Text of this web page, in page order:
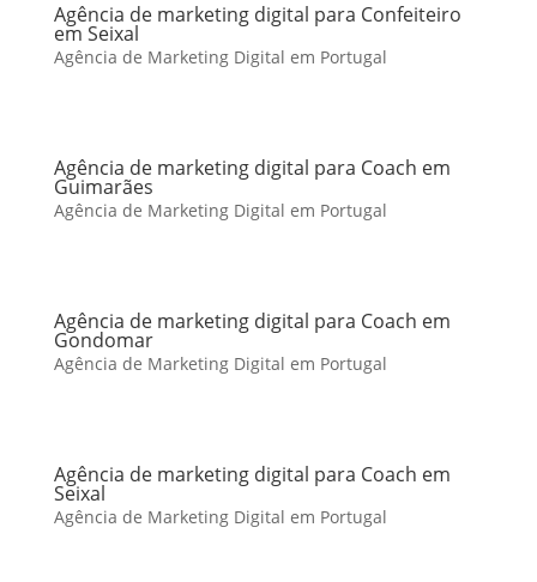
Agência de marketing digital para Confeiteiro
em Seixal
Agência de Marketing Digital em Portugal
Agência de marketing digital para Coach em
Guimarães
Agência de Marketing Digital em Portugal
Agência de marketing digital para Coach em
Gondomar
Agência de Marketing Digital em Portugal
Agência de marketing digital para Coach em
Seixal
Agência de Marketing Digital em Portugal